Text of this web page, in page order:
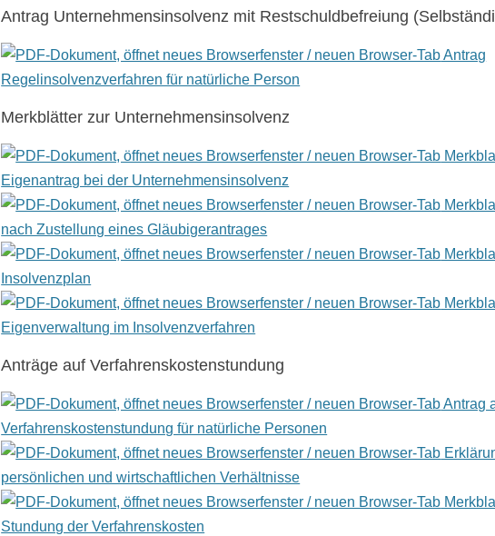
Antrag Unternehmensinsolvenz mit Restschuldbefreiung
Antrag
Regelinsolvenzverfahren für natürliche Person
Merkblätter zur Unternehmensinsolvenz
Eigenantrag bei der Unternehmensinsolvenz
nach Zustellung eines Gläubigerantrages
Insolvenzplan
Eigenverwaltung im Insolvenzverfahren
Anträge auf Verfahrenskostenstundung
Antrag
Verfahrenskostenstundung für natürliche Personen
persönlichen und wirtschaftlichen Verhältnisse
Stundung der Verfahrenskosten